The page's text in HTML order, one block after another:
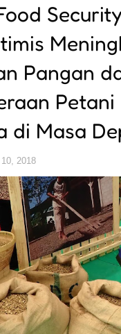
Pangan
Petani
di Masa
2018